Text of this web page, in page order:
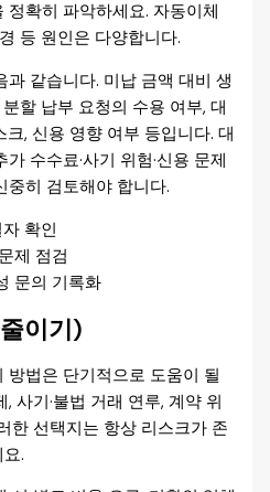
확히 파악하세요. 자동이체
등 원인은 다양합니다.
같습니다. 미납 금액 대비 생
할 납부 요청의 수용 여부, 대
크, 신용 영향 여부 등입니다. 대
수수료·사기 위험·신용 문제
중히 검토해야 합니다.
확인
제 점검
문의 기록화
이기)
방법은 단기적으로 도움이 될
사기·불법 거래 연루, 계약 위
한 선택지는 항상 리스크가 존
.